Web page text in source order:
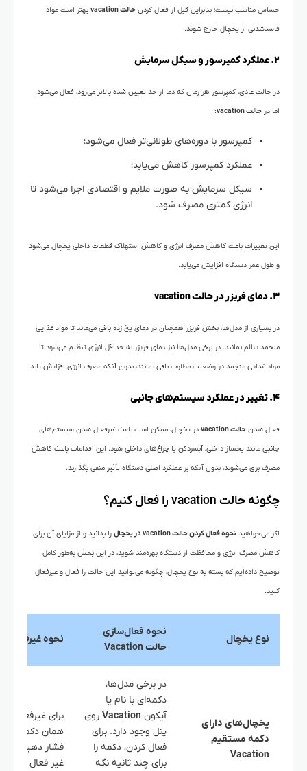
حساس مناسب نیست؛ بنابراین قبل از فعال کردن حالت vacation بهتر است مواد
فاسدشدنی از یخچال خارج شوند.
۲. عملکرد کمپرسور و سیکل سرمایش
در حالت عادی، کمپرسور هر زمان که دما از حد تعیین شده بالاتر می‌رود، فعال می‌شود.
اما در حالت vacation :
کمپرسور با دوره‌های طولانی‌تر فعال می‌شود؛
عملکرد کمپرسور کاهش می‌یابد؛
سیکل سرمایش به صورت ملایم و اقتصادی اجرا می‌شود تا
انرژی کمتری مصرف شود.
این تغییرات باعث کاهش مصرف انرژی و کاهش استهلاک قطعات داخلی یخچال می‌شود
و طول عمر دستگاه افزایش می‌یابد.
۳. دمای فریزر در حالت vacation
در بسیاری از مدل‌ها، بخش فریزر همچنان در دمای یخ زده باقی می‌ماند تا مواد غذایی
منجمد سالم بمانند. در برخی مدل‌ها نیز دمای فریزر به حداقل انرژی تنظیم می‌شود تا
مواد غذایی منجمد در وضعیت مطلوب باقی بمانند، بدون آنکه مصرف انرژی افزایش یابد.
۴. تغییر در عملکرد سیستم‌های جانبی
فعال شدن حالت vacation در یخچال، ممکن است باعث غیرفعال شدن سیستم‌های
جانبی مانند یخساز داخلی، آبسردکن یا چراغ‌های داخلی شود. این اقدامات باعث کاهش
مصرف برق می‌شوند، بدون آنکه بر عملکرد اصلی دستگاه تأثیر منفی بگذارند.
چگونه حالت vacation را فعال کنیم؟
اگر می‌خواهید نحوه فعال کردن حالت vacation در یخچال را بدانید و از مزایای آن برای
کاهش مصرف انرژی و محافظت از دستگاه بهره‌مند شوید، در این بخش به‌طور کامل
توضیح داده‌ایم که بسته به نوع یخچال، چگونه می‌توانید این حالت را فعال و غیرفعال
کنید.
نوع یخچال
نحوه فعال‌سازی
حالت Vacation
نحوه
یخچال‌های دارای
دکمه مستقیم
Vacation
در برخی مدل‌ها،
دکمه‌ای با نام یا
آیکون Vacation روی
پنل وجود دارد. برای
فعال کردن، دکمه را
برای چند ثانیه نگه
برای غیرفعال
همان دکمه را
فشار دهید تا
غیر فعال شود.